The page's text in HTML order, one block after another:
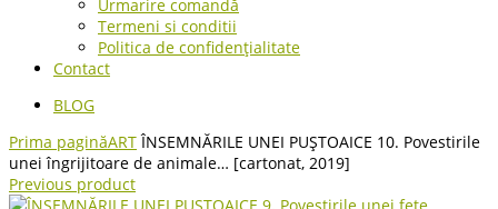
Urmarire comandă
Termeni si conditii
Politica de confidențialitate
Contact
BLOG
Prima paginăARTÎNSEMNĂRILE UNEI PUȘTOAICE 10. Povestirile
unei îngrijitoare de animale… [cartonat, 2019]
Previous product